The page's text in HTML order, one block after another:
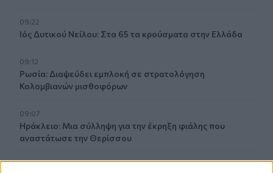
09:22
Ιός Δυτικού Νείλου: Στα 65 τα κρούσματα στην Ελλάδα
09:12
Ρωσία: Διαψεύδει εμπλοκή σε στρατολόγηση
Κολομβιανών μισθοφόρων
09:07
Ηράκλειο: Μια σύλληψη για την έκρηξη φιάλης που
αναστάτωσε την Θερίσσου
09:06